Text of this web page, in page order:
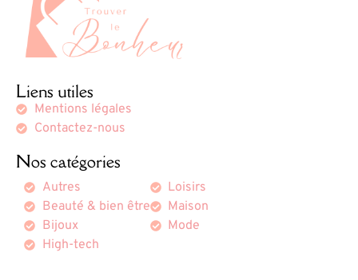
Liens utiles
Mentions légales
Contactez-nous
Nos catégories
Autres
Beauté & bien être
Bijoux
High-tech
Loisirs
Maison
Mode